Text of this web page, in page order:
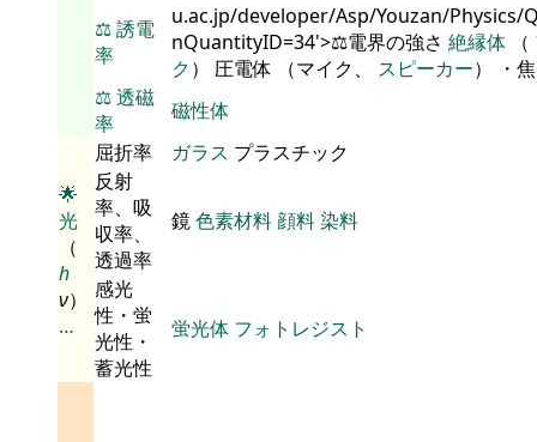
⚖️誘電
率
u.ac.jp/developer/Asp/Youzan/Physics/
nQuantityID=34'>⚖️電界の強さ 絶縁体 （
ク） 圧電体 （マイク、 スピーカー） ・
⚖️透磁
率
磁性体
🌟
光
（
h
ν）
…
屈折率 ガラス プラスチック
反射
率、吸
収率、
透過率
鏡色素材料 顔料染料
感光
性・蛍
光性・
蓄光性
蛍光体 フォトレジスト